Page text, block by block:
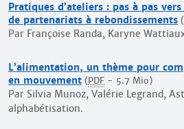
Pratiques d’ateliers : pas à pas
de partenariats à rebondissements (
Par Françoise Randa, Karyne
L’alimentation, un thème pour
en mouvement ( PDF - 5.7 Mio)
Par Silvia Munoz, Valérie Legrand,
alphabétisation.